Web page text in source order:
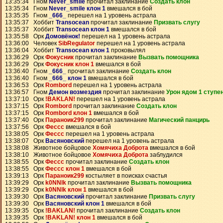
13:35:34 Гном Never_smile прочитал заклинание Создать клон
13:35:34 Гном Never_smile клон 1 вмешался в бой
13:35:35 Гном
_666_
перешел на 1 уровень астрала
13:35:37 Хоббит Transocean прочитал заклинание Призвать слугу
13:35:37 Хоббит Transocean клон 1 вмешался в бой
13:35:58 ОркДомовёнок! перешел на 1 уровень астрала
13:36:00 ЧеловекSibRegulator перешел на 1 уровень астрала
13:36:04 Хоббит Transocean клон 1 проковылял
13:36:29 ОркФокусник прочитал заклинание Вызвать помощника
13:36:29 ОркФокусник клон 1 вмешался в бой
13:36:40 Гном
_666_ прочитал заклинание Создать клон
13:36:40 Гном
_666_ клон 1 вмешался в бой
13:36:53 Орк Rombord перешел на 1 уровень астрала
13:36:57 Гном Демон возмездия прочитал заклинание Урон ядом 1
13:37:10 Орк !BAKLAN! перешел на 1 уровень астрала
13:37:15 Орк Rombord прочитал заклинание Создать клон
13:37:15 Орк Rombord клон 1 вмешался в бой
13:37:40 Орк Параноик299 прочитал заклинание Магический панцирь
13:37:56 ОркФессс вмешался в бой
13:38:05 ОркФессс перешел на 1 уровень астрала
13:38:07 Орк Васяновский перешел на 1 уровень астрала
13:38:08 Животное бойцовое Хомячиха Доброта вмешался в бой
13:38:10 Животное бойцовое Хомячиха Доброта заблудился
13:38:55 ОркФессс прочитал заклинание Создать клон
13:38:55 ОркФессс клон 1 вмешался в бой
13:39:13 Орк Параноик299 костыляет в поисках счастья
13:39:29 Орк k0NNlk прочитал заклинание Вызвать помощника
13:39:29 Орк k0NNlk клон 1 вмешался в бой
13:39:30 Орк Васяновский прочитал заклинание Призвать слугу
13:39:30 Орк Васяновский клон 1 вмешался в бой
13:39:35 Орк !BAKLAN! прочитал заклинание Создать клон
13:39:35 Орк !BAKLAN! клон 1 вмешался в бой